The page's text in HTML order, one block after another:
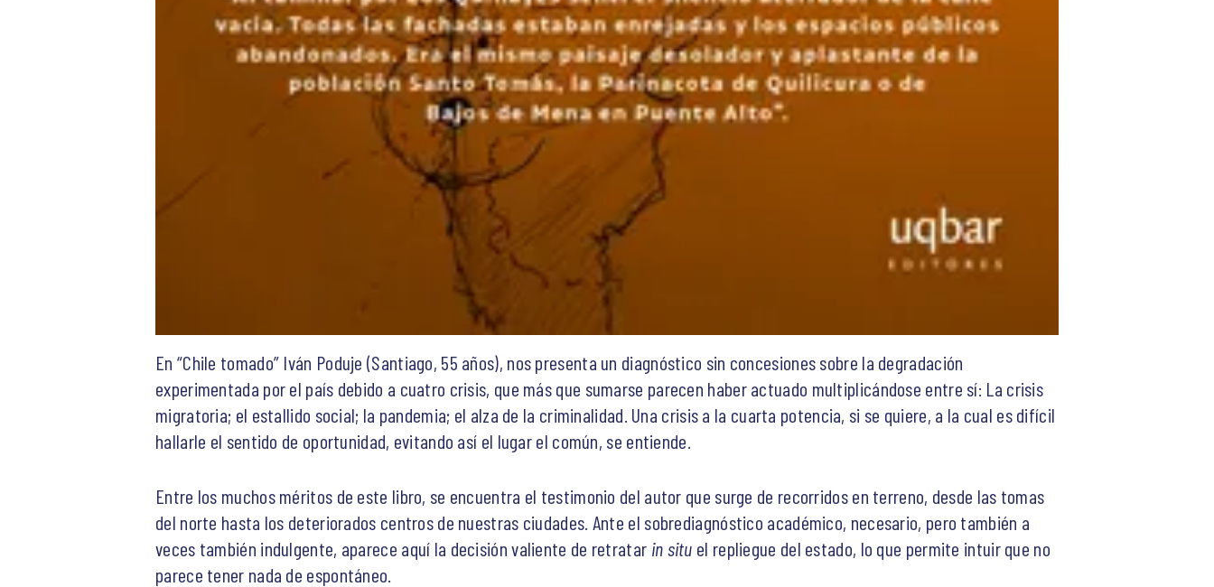
En “Chile tomado” Iván Poduje (Santiago, 55 años), nos presenta un diagnóstico sin concesiones sobre la degradación
experimentada por el país debido a cuatro crisis, que más que sumarse parecen haber actuado multiplicándose entre sí: La crisis
migratoria; el estallido social; la pandemia; el alza de la criminalidad. Una crisis a la cuarta potencia, si se quiere, a la cual es difícil
hallarle el sentido de oportunidad, evitando así el lugar el común, se entiende.
Entre los muchos méritos de este libro, se encuentra el testimonio del autor que surge de recorridos en terreno, desde las tomas
del norte hasta los deteriorados centros de nuestras ciudades. Ante el sobrediagnóstico académico, necesario, pero también a
veces también indulgente, aparece aquí la decisión valiente de retratar in situ el repliegue del estado, lo que permite intuir que no
parece tener nada de espontáneo.